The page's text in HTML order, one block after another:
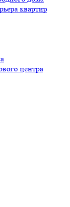
квартир
центра